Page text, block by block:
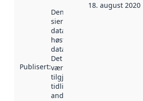
Publisert:
Denne datoen
sier når
datasettet ble
høstet av
data.norge.no.
Det kan ha
vært
tilgjengelig
tidligere
andre steder.
18. august 2020